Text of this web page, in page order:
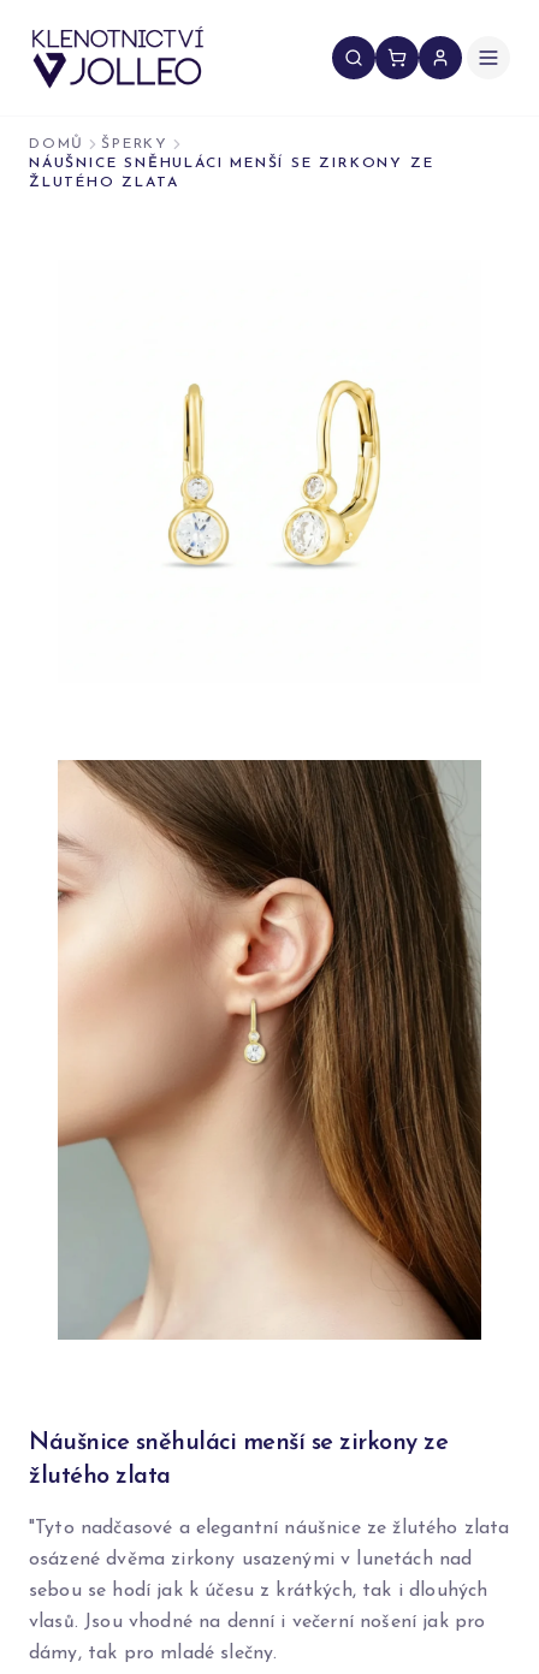
DOMŮ
ŠPERKY
NÁUŠNICE SNĚHULÁCI MENŠÍ SE ZIRKONY ZE
ŽLUTÉHO ZLATA
Náušnice sněhuláci menší se zirkony ze
žlutého zlata
"Tyto nadčasové a elegantní náušnice ze žlutého zlata
osázené dvěma zirkony usazenými v lunetách nad
sebou se hodí jak k účesu z krátkých, tak i dlouhých
vlasů. Jsou vhodné na denní i večerní nošení jak pro
dámy, tak pro mladé slečny.